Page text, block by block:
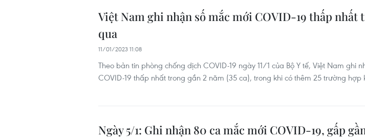
Việt Nam ghi nhận số mắc mới COVID-19 thấp nhất
qua
11/01/2023 11:08
Theo bản tin phòng chống dịch COVID-19 ngày 11/1 của Bộ Y tế, Việt Nam ghi
COVID-19 thấp nhất trong gần 2 năm (35 ca), trong khi có thêm 25 trường hợp
Ngày 5/1: Ghi nhận 80 ca mắc mới COVID-19, gấp